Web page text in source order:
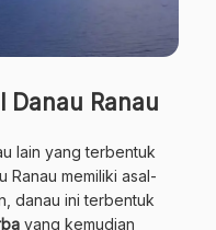
Danau Ranau
lain yang terbentuk
Ranau memiliki asal-
danau ini terbentuk
yang kemudian